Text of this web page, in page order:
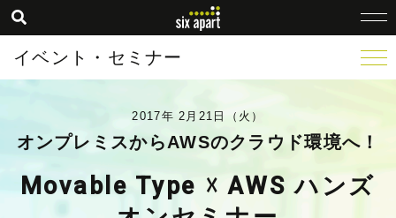
イベント・セミナー
2017年 2月21日（火）
オンプレミスからAWSのクラウド環境へ！
Movable Type ☓ AWS ハンズ